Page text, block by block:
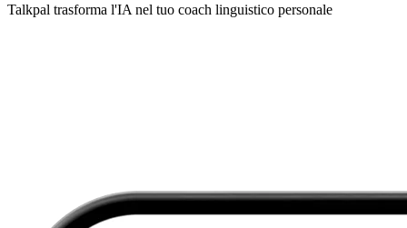
Talkpal trasforma l'IA nel tuo coach linguistico personale